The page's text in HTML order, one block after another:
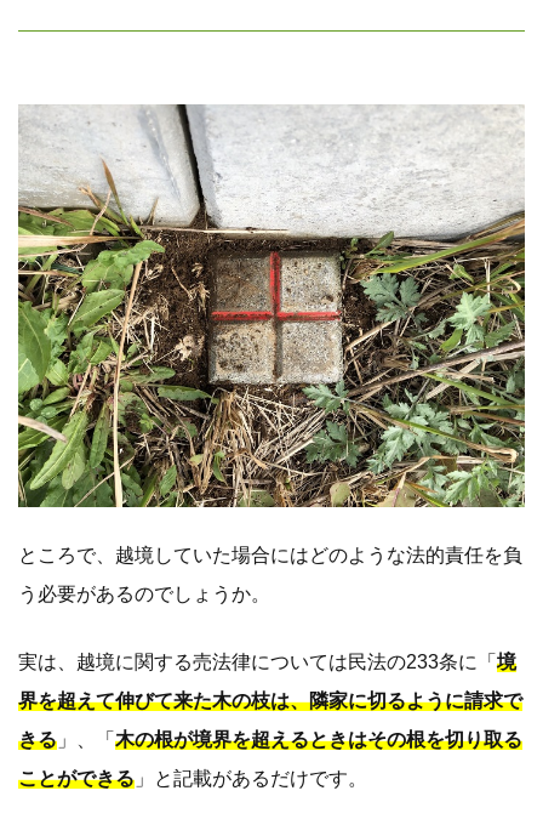
ところで、越境していた場合にはどのような法的責任を負
う必要があるのでしょうか。
実は、越境に関する売法律については民法の233条に「 境
界を超えて伸びて来た木の枝は、隣家に切るように請求で
きる 」、「 木の根が境界を超えるときはその根を切り取る
ことができる 」と記載があるだけです。